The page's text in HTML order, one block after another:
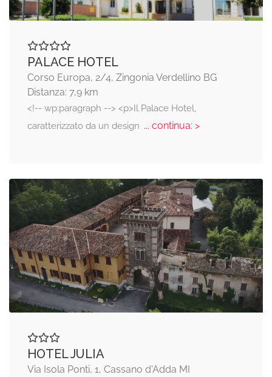
PALACE HOTEL
Corso Europa, 2/4, Zingonia Verdellino BG
Distanza: 7,9 km
<!-- wp:paragraph --> <p>Il Palace Hotel,
caratterizzato da un design ... continua: >
HOTEL JULIA
Via Isola Ponti, 1, Cassano d'Adda MI